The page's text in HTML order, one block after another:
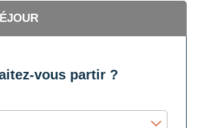
vous partir ?